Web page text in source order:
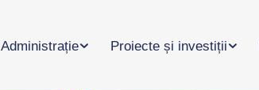
Administrație Proiecte și investiții